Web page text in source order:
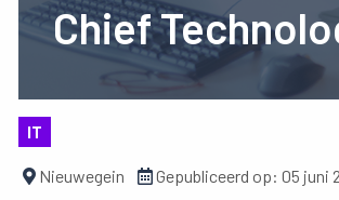
Chief
IT
Nieuwegein Gepubliceerd op: 05 juni